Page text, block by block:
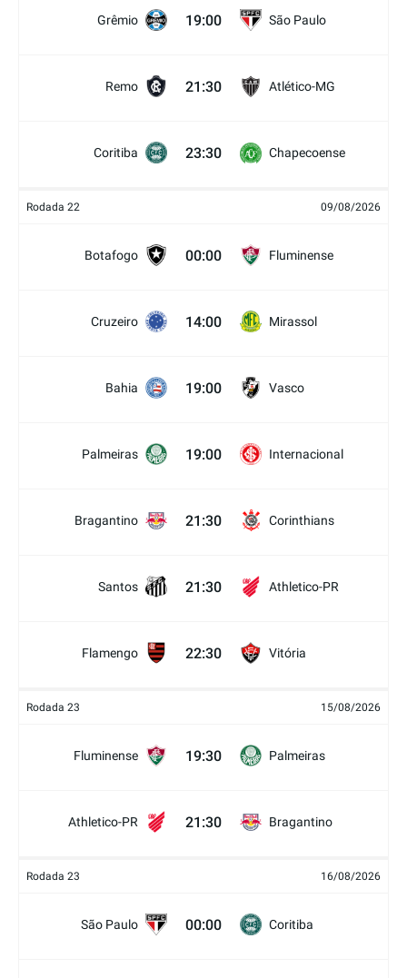
Grêmio 19:00 São Paulo
Remo 21:30 Atlético-MG
Coritiba 23:30 Chapecoense
Rodada 22 09/08/2026
Botafogo 00:00 Fluminense
Cruzeiro 14:00 Mirassol
Bahia 19:00 Vasco
Palmeiras 19:00 Internacional
Bragantino 21:30 Corinthians
Santos 21:30 Athletico-PR
Flamengo 22:30 Vitória
Rodada 23 15/08/2026
Fluminense 19:30 Palmeiras
Athletico-PR 21:30 Bragantino
Rodada 23 16/08/2026
São Paulo 00:00 Coritiba